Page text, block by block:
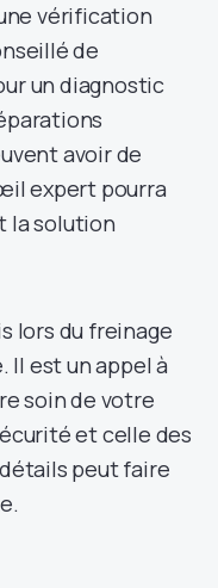
vérification
de
un diagnostic
avoir de
expert pourra
la solution
lors du freinage
Il est un appel à
soin de votre
et celle des
peut faire